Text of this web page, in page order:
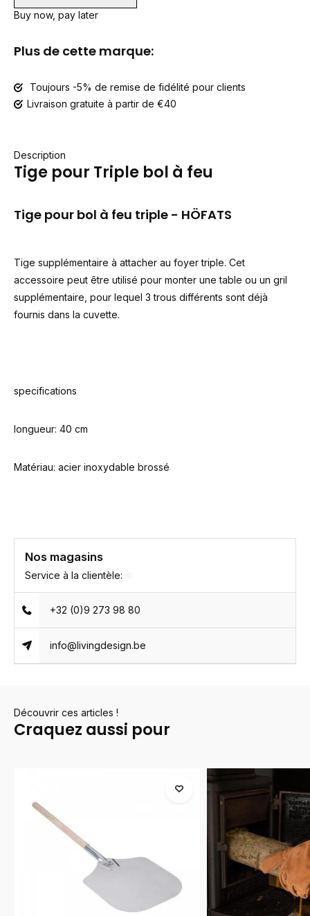
Buy now, pay later
Plus de cette marque:
Toujours -5% de remise de fidélité pour clients
Livraison gratuite à partir de €40
Description
Tige pour Triple bol à feu
Tige pour bol à feu triple - HÖFATS
Tige supplémentaire à attacher au foyer triple. Cet
accessoire peut être utilisé pour monter une table ou un gril
supplémentaire, pour lequel 3 trous différents sont déjà
fournis dans la cuvette.
specifications
longueur: 40 cm
Matériau: acier inoxydable brossé
Nos magasins
Service à la clientèle:
+32 (0)9 273 98 80
info@livingdesign.be
Découvrir ces articles !
Craquez aussi pour